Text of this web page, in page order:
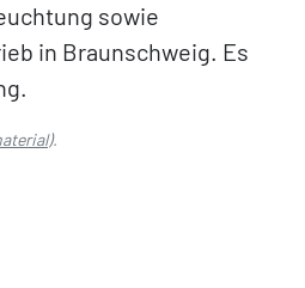
sowie
in Braunschweig. Es
).